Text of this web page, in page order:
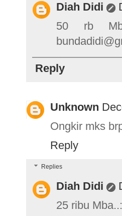
Diah Didi
50 rb
Reply
Unknown
Ongkir mks
Reply
Replies
Diah Didi
25 ribu